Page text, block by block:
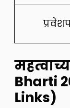
Bharti
Links)